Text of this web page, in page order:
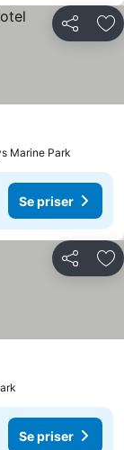
Dela
Marine Park
Se priser
Dela
Se priser